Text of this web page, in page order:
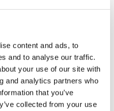
content and ads, to
and to analyse our traffic.
your use of our site with
and analytics partners who
that you’ve
collected from your use